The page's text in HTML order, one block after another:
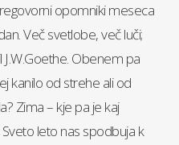
opomniki meseca
Več svetlobe, več luči;
Obenem pa
kanilo od strehe ali od
Zima – kje pa je kaj
leto nas spodbuja k